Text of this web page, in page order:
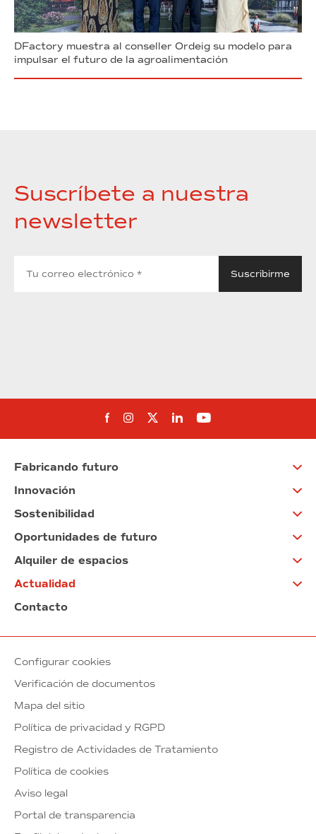
DFactory muestra al conseller Ordeig su modelo para
impulsar el futuro de la agroalimentación
Suscríbete a nuestra
newsletter
Síguenos en Facebook
Síguenos en Instagram
Síguenos en Twitter
Síguenos en Linkedin
Síguenos en
Fabricando futuro
Innovación
Sostenibilidad
Oportunidades de futuro
Alquiler de espacios
Actualidad
Contacto
Configurar cookies
Verificación de documentos
Mapa del sitio
Política de privacidad y RGPD
Registro de Actividades de Tratamiento
Política de cookies
Aviso legal
Portal de transparencia